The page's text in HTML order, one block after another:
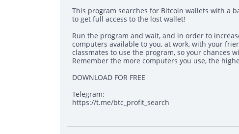
This program searches for Bitcoin wallets with a
to get full access to the lost wallet!
Run the program and wait, and in order to
computers available to you, at work, with your
classmates to use the program, so your chances
Remember the more computers you use, the
DOWNLOAD FOR FREE
Telegram:
https://t.me/btc_profit_search